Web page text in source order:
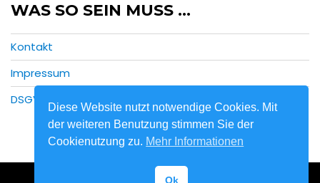
WAS SO SEIN MUSS …
Kontakt
Impressum
DSGVO
Diese Website nutzt notwendige Cookies. Mit
der weiteren Benutzung stimmen Sie der
Cookienutzung zu. Mehr Informationen
Ok